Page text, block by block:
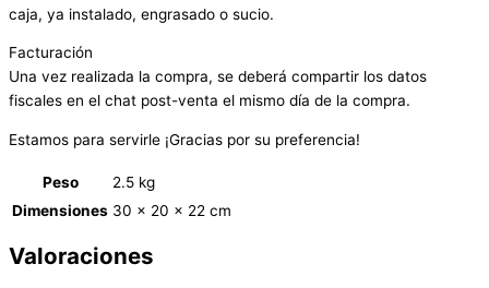
caja, ya instalado, engrasado o sucio.
Facturación
Una vez realizada la compra, se deberá compartir los datos
fiscales en el chat post-venta el mismo día de la compra.
Estamos para servirle ¡Gracias por su preferencia!
Peso
2.5 kg
Dimensiones 30 × 20 × 22 cm
Valoraciones